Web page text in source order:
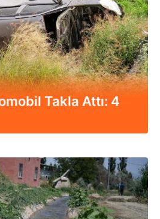
Takla Attı: 4